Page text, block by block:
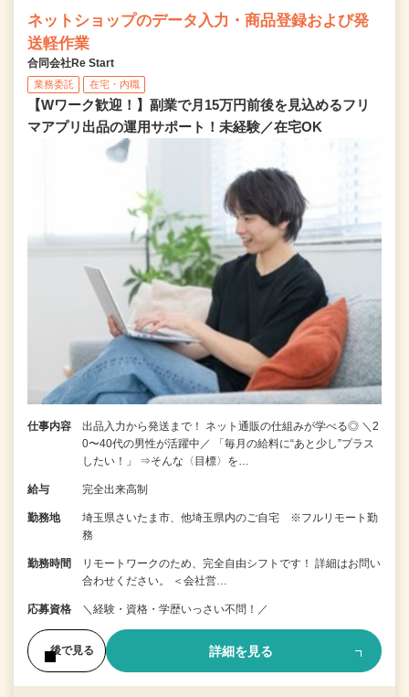
ネットショップのデータ入力・商品登録および発
送軽作業
合同会社Re Start
業務委託 在宅・内職
【Wワーク歓迎！】副業で月15万円前後を見込めるフリ
マアプリ出品の運用サポート！未経験／在宅OK
仕事内容
出品入力から発送まで！ ネット通販の仕組みが学べる◎ ＼2
0〜40代の男性が活躍中／ 「毎月の給料に“あと少し”プラス
したい！」 ⇒そんな〈目標〉を…
給与 完全出来高制
勤務地
埼玉県さいたま市、他埼玉県内のご自宅 ※フルリモート勤
務
勤務時間
リモートワークのため、完全自由シフトです！ 詳細はお問い
合わせください。 ＜会社営…
応募資格 ＼経験・資格・学歴いっさい不問！／
後で見る 詳細を見る